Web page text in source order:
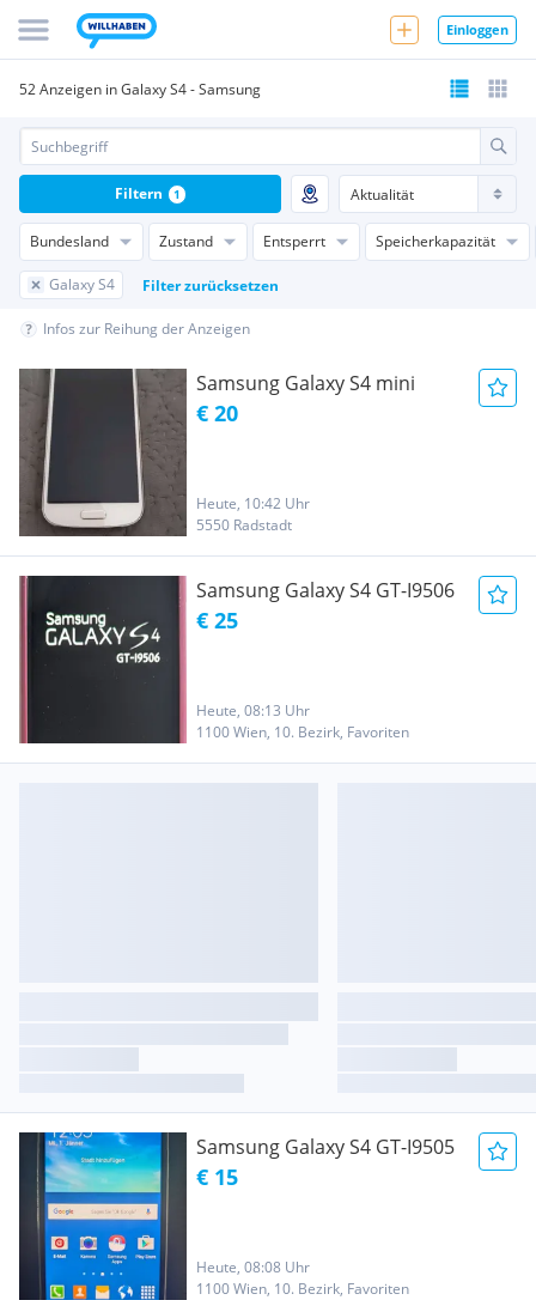
Einloggen
52 Anzeigen in Galaxy S4 - Samsung
Bundesland Zustand Entsperrt Speicherkapazität
Galaxy S4 Filter zurücksetzen
Filtern 1
Infos zur Reihung der Anzeigen
Samsung Galaxy S4 mini
€ 20
Heute, 10:42 Uhr
5550 Radstadt
Samsung Galaxy S4 GT-I9506
€ 25
Heute, 08:13 Uhr
1100 Wien, 10. Bezirk, Favoriten
Samsung Galaxy S4 GT-I9505
€ 15
Heute, 08:08 Uhr
1100 Wien, 10. Bezirk, Favoriten